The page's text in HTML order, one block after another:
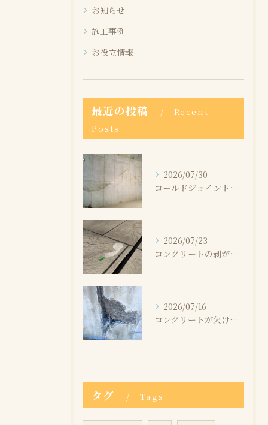
お知らせ
施工事例
お役立情報
最近の投稿
Recent
Posts
2026/07/30
コールドジョイントとは？発生する原因と補修方法を解説
2026/07/23
コンクリートの剥がれはなぜ起こる？原因と補修方法を解説
2026/07/16
コンクリートが欠けたけど大丈夫？補修が必要なケースとは
タグ Tags